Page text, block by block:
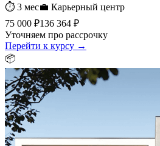
⏱ 3 мес💼 Карьерный центр
75 000 ₽136 364 ₽
Уточняем про рассрочку
Перейти к курсу →
📦